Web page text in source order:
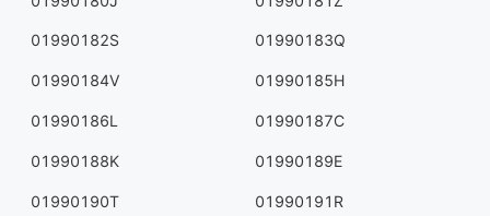
01990182S 01990183Q
01990184V 01990185H
01990186L 01990187C
01990188K 01990189E
01990190T 01990191R